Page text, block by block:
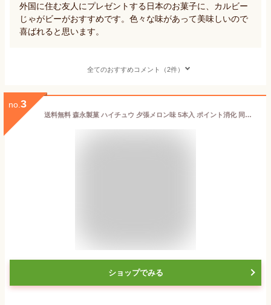
外国に住む友人にプレゼントする日本のお菓子に、カルビー
じゃがビーがおすすめです。色々な味があって美味しいので
喜ばれると思います。
全てのおすすめコメント（2件）
no. 3
送料無料 森永製菓 ハイチュウ 夕張メロン味 5本入 ポイント消化 同梱不可 北海道 地域限定 メロン果汁 お土産 手土産 贈り物 ギフト 送料込 バレンタイン
ショップでみる